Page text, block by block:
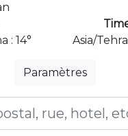
: 14°
Asia/
Paramètres